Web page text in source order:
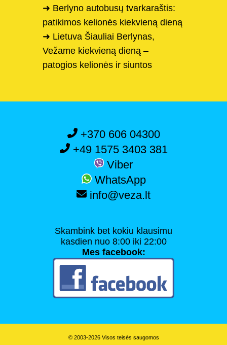
➜ Berlyno autobusų tvarkaraštis:
patikimos kelionės kiekvieną dieną
➜ Lietuva Šiauliai Berlynas,
Vežame kiekvieną dieną –
patogios kelionės ir siuntos
+370 606 04300
+49 1575 3403 381
Viber
WhatsApp
info@veza.lt
Skambink bet kokiu klausimu
kasdien nuo 8:00 iki 22:00
Mes facebook:
© 2003-2026 Visos teisės saugomos